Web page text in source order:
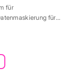
für
für